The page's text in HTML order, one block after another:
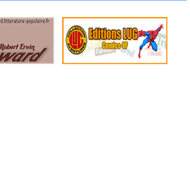
indépendantes